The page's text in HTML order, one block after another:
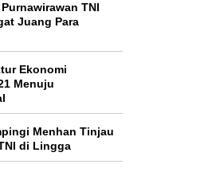
TNI
Juang Para
Ekonomi
Menuju
Menhan Tinjau
di Lingga